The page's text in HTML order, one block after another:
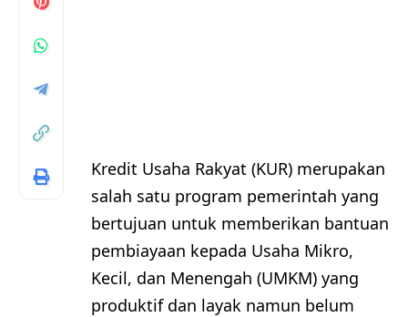
Kredit Usaha Rakyat (KUR) merupakan
salah satu program pemerintah yang
bertujuan untuk memberikan bantuan
pembiayaan kepada Usaha Mikro,
Kecil, dan Menengah (UMKM) yang
produktif dan layak namun belum